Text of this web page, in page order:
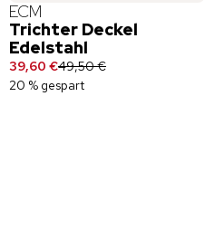
ECM
Trichter Deckel
Edelstahl
39,60 €49,50 €
20 % gespart